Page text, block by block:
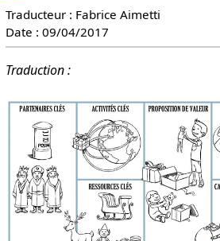
Traducteur : Fabrice Aimetti
Date : 09/04/2017
Traduction :